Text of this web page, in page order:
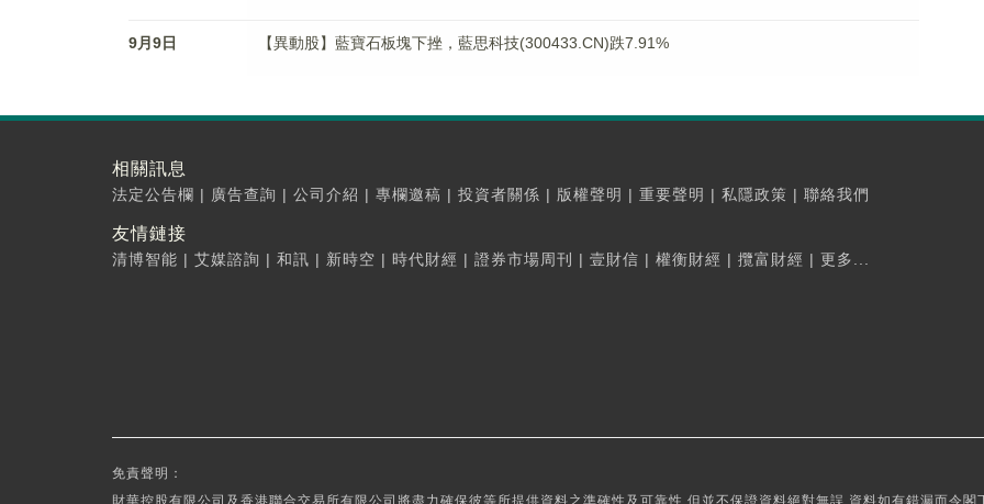
9月9日 【異動股】藍寶石板塊下挫，藍思科技(300433.CN)跌7.91%
相關訊息
法定公告欄 | 廣告查詢 | 公司介紹 | 專欄邀稿 | 投資者關係 | 版權聲明 | 重要聲明 | 私隱政策 | 聯絡我們
友情鏈接
清博智能 | 艾媒諮詢 | 和訊 | 新時空 | 時代財經 | 證券市場周刊 | 壹財信 | 權衡財經 | 攬富財經 | 更多...
免責聲明：